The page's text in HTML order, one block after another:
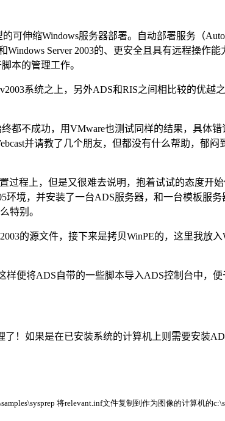
缩Windows服务器部署。自动部署服务（
Server 2003的、更安全且具有远程操作
本的管理工作。
系统之上，另外ADS和RIS之间相比较的优越
不成功，用VMware也测试同样的结果，具体
并请教了几个朋友，但都没有什么帮助，郁闷
程上，但是又很难去说明，抱着试试的态度开
境，并安装了一台ADS服务器，和一台模板服务
特别。
的源文件，接下来是拷贝WinPE的，这里我放入
样便将ADS自带的一些脚本导入ADS控制台中，
如果是在已安装系统的计算机上则需要安装
将relevant.inf文件复制到作为图像的计算机的